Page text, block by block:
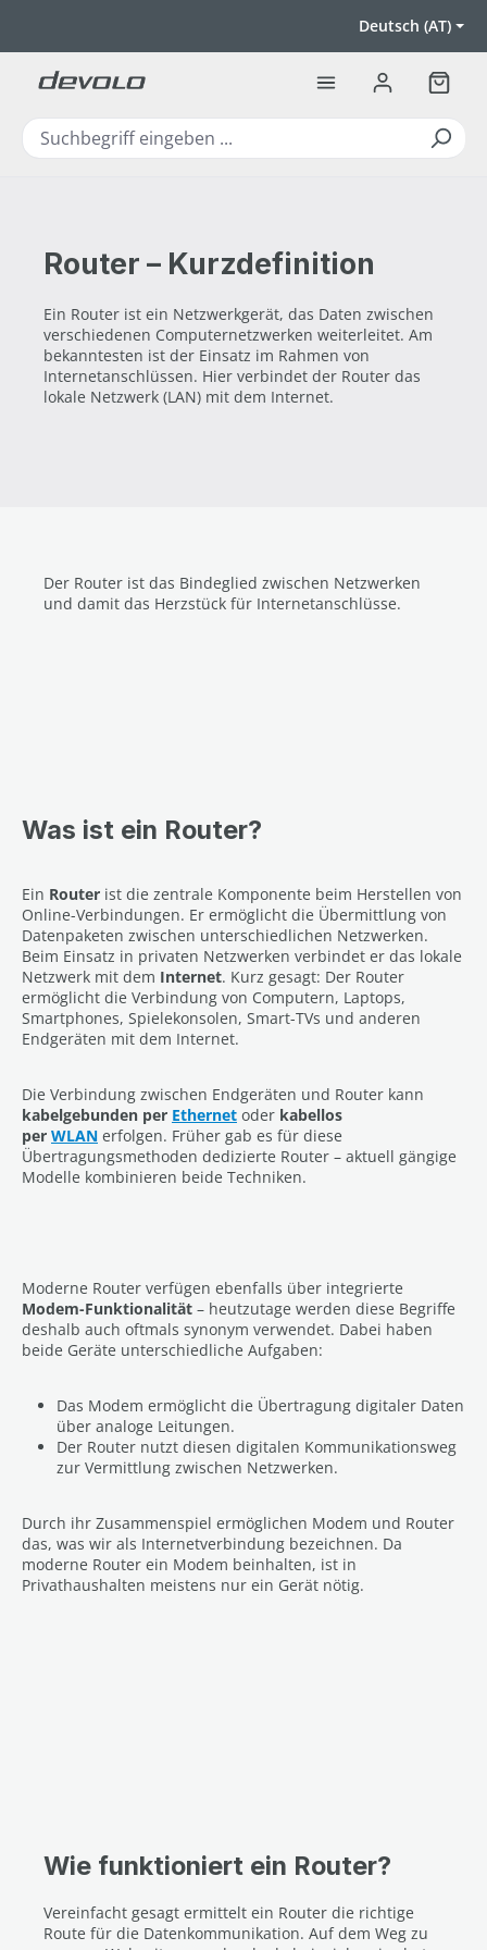
Deutsch (AT)
Router – Kurzdefinition
Ein Router ist ein Netzwerkgerät, das Daten zwischen
verschiedenen Computernetzwerken weiterleitet. Am
bekanntesten ist der Einsatz im Rahmen von
Internetanschlüssen. Hier verbindet der Router das
lokale Netzwerk (LAN) mit dem Internet.
Der Router ist das Bindeglied zwischen Netzwerken
und damit das Herzstück für Internetanschlüsse.
Was ist ein Router?
Ein Router ist die zentrale Komponente beim Herstellen von
Online-Verbindungen. Er ermöglicht die Übermittlung von
Datenpaketen zwischen unterschiedlichen Netzwerken.
Beim Einsatz in privaten Netzwerken verbindet er das lokale
Netzwerk mit dem Internet. Kurz gesagt: Der Router
ermöglicht die Verbindung von Computern, Laptops,
Smartphones, Spielekonsolen, Smart-TVs und anderen
Endgeräten mit dem Internet.
Die Verbindung zwischen Endgeräten und Router kann
kabelgebunden per Ethernet oder kabellos
per WLAN erfolgen. Früher gab es für diese
Übertragungsmethoden dedizierte Router – aktuell gängige
Modelle kombinieren beide Techniken.
Moderne Router verfügen ebenfalls über integrierte
Modem-Funktionalität – heutzutage werden diese Begriffe
deshalb auch oftmals synonym verwendet. Dabei haben
beide Geräte unterschiedliche Aufgaben:
Das Modem ermöglicht die Übertragung digitaler Daten
über analoge Leitungen.
Der Router nutzt diesen digitalen Kommunikationsweg
zur Vermittlung zwischen Netzwerken.
Durch ihr Zusammenspiel ermöglichen Modem und Router
das, was wir als Internetverbindung bezeichnen. Da
moderne Router ein Modem beinhalten, ist in
Privathaushalten meistens nur ein Gerät nötig.
Wie funktioniert ein Router?
Vereinfacht gesagt ermittelt ein Router die richtige
Route für die Datenkommunikation. Auf dem Weg zu